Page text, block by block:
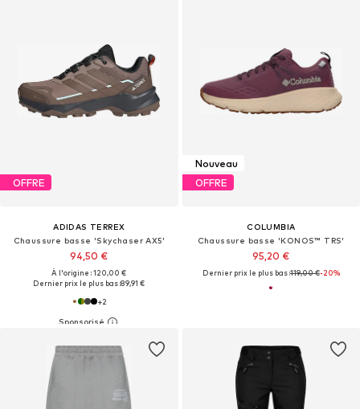
OFFRE
ADIDAS TERREX
Chaussure basse 'Skychaser AX5'
94,50 €
À l'origine : 120,00 €
Dernier prix le plus bas :89,91 €
+2
Nouveau
OFFRE
COLUMBIA
Chaussure basse 'KONOS™ TRS'
95,20 €
Dernier prix le plus bas :119,00 €-20%